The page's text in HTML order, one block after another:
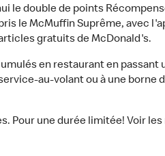
double de points
le McMuffin Suprême, avec
gratuits de McDonald's.
en restaurant en passant
au-volant ou à une
Pour une durée limitée! Voir